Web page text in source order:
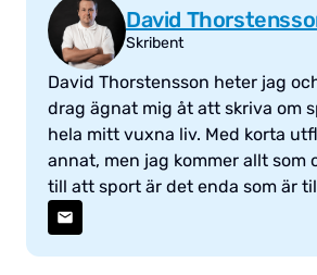
David
Skribent
David Thorstensson heter jag
drag ägnat mig åt att skriva om
hela mitt vuxna liv. Med korta
annat, men jag kommer allt som
till att sport är det enda som är